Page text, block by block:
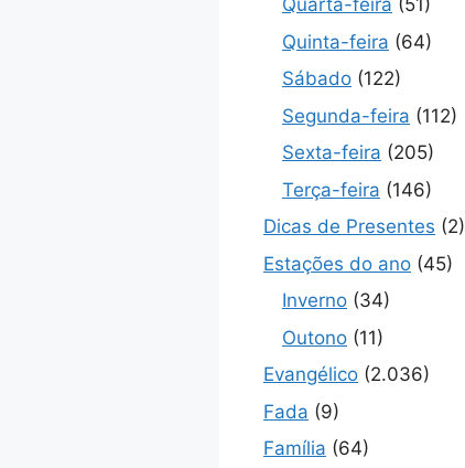
Quarta-feira (51)
Quinta-feira (64)
Sábado (122)
Segunda-feira (112)
Sexta-feira (205)
Terça-feira (146)
Dicas de Presentes (2)
Estações do ano (45)
Inverno (34)
Outono (11)
Evangélico (2.036)
Fada (9)
Família (64)